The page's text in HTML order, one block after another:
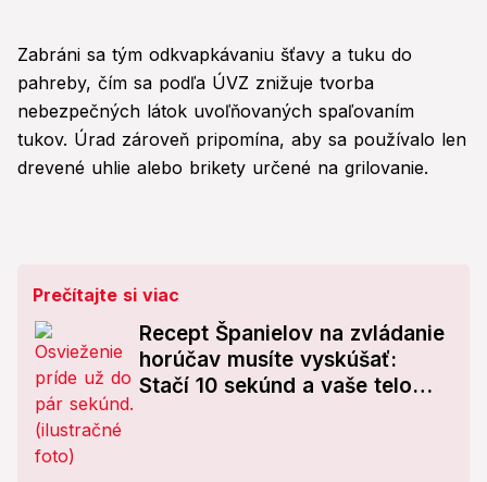
Zabráni sa tým odkvapkávaniu šťavy a tuku do
pahreby, čím sa podľa ÚVZ znižuje tvorba
nebezpečných látok uvoľňovaných spaľovaním
tukov. Úrad zároveň pripomína, aby sa používalo len
drevené uhlie alebo brikety určené na grilovanie.
Prečítajte si viac
Recept Španielov na zvládanie
horúčav musíte vyskúšať:
Stačí 10 sekúnd a vaše telo